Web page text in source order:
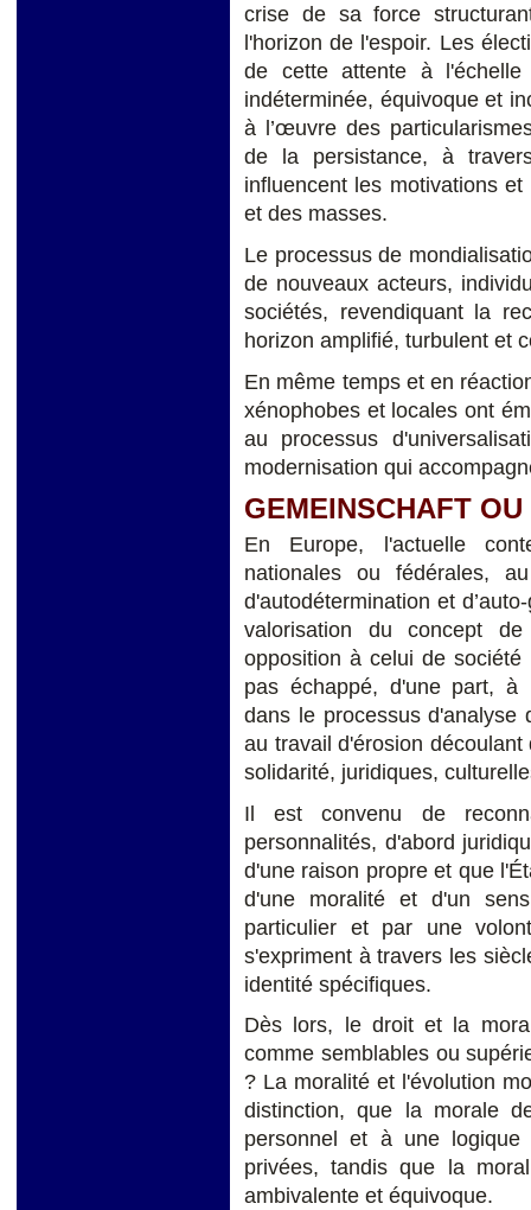
crise de sa force
l'horizon de l'espoir. Les
de cette attente à
indéterminée, équivoque et
à l’œuvre des
de la persistance, à
influencent les motivations
et des masses.
Le processus de
de nouveaux acteurs,
sociétés, revendiquant la
horizon amplifié, turbulent et
En même temps et en
xénophobes et locales ont
au processus
modernisation qui
GEMEINSCHAFT
En Europe, l'actuelle
nationales ou fédérales,
d'autodétermination et
valorisation du concept
opposition à celui de
pas échappé, d'une part, à
dans le processus d'analyse
au travail d'érosion
solidarité, juridiques,
Il est convenu de
personnalités, d'abord
d'une raison propre et que
d'une moralité et d'un
particulier et par une
s'expriment à travers les
identité spécifiques.
Dès lors, le droit et la
comme semblables ou
? La moralité et l'évolution
distinction, que la morale
personnel et à une logique
privées, tandis que la
ambivalente et équivoque.